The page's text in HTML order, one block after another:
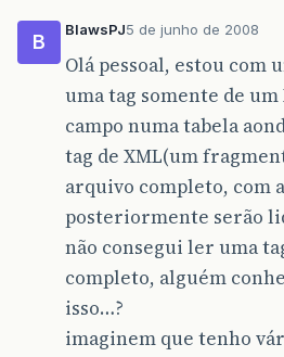
B
BlawsPJ5 de junho de 2008
Olá pessoal, estou
uma tag somente de
campo numa tabela
tag de XML(um
arquivo completo, com
posteriormente serão
não consegui ler uma
completo, alguém
isso…?
imaginem que tenho